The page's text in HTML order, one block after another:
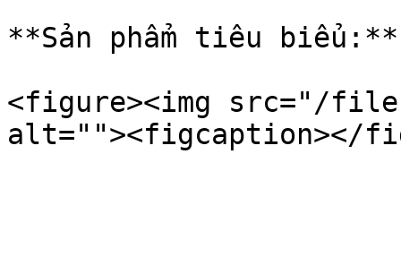
**Sản phẩm tiêu
<figure><img src="/files/